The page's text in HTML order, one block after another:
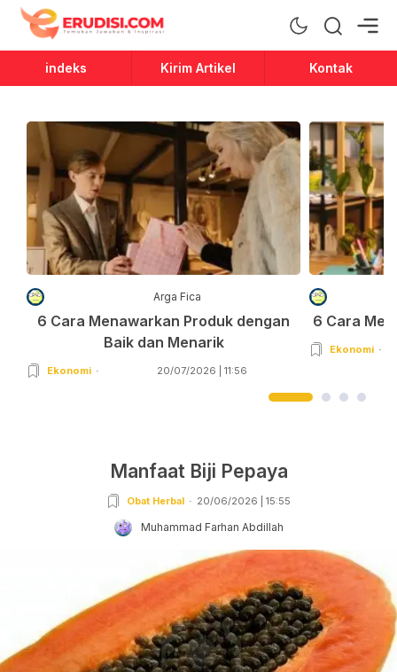
Erudisi
Temukan Jawaban dan Inspirasi
indeks Kirim Artikel Kontak
Arga Fica
6 Cara Menawarkan Produk dengan
Baik dan Menarik
Ekonomi 20/07/2026 | 11:56
6 Cara
Ekonomi
Manfaat Biji Pepaya
Obat Herbal 20/06/2026 | 15:55
Muhammad Farhan Abdillah